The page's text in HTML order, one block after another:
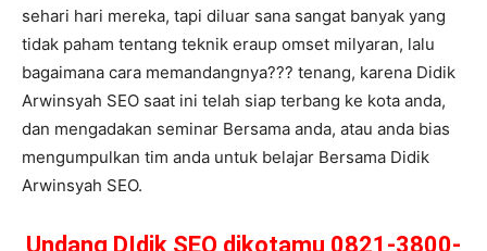
sehari hari mereka, tapi diluar sana sangat banyak yang
tidak paham tentang teknik eraup omset milyaran, lalu
bagaimana cara memandangnya??? tenang, karena Didik
Arwinsyah SEO saat ini telah siap terbang ke kota anda,
dan mengadakan seminar Bersama anda, atau anda bias
mengumpulkan tim anda untuk belajar Bersama Didik
Arwinsyah SEO.
Undang DIdik SEO dikotamu 0821-3800-